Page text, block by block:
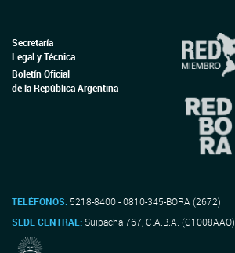
Secretaría
Legal y Técnica
Boletín Oficial
de la República Argentina
TELÉFONOS: 5218-8400 - 0810-345-BORA (2672)
SEDE CENTRAL:Suipacha 767, C.A.B.A. (C1008AAO)